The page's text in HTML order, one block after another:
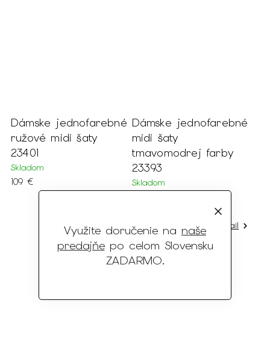
Využite doručenie na naše
predajňepo celom Slovensku
ZADARMO.
Dámske jednofarebné
ružové midi šaty
23401
Skladom
109 €
48
+ ďalšie
Dámske jednofarebné
midi šaty
tmavomodrej farby
23393
Skladom
Detail
50